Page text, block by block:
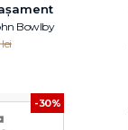
Bowlby
lei
-30%